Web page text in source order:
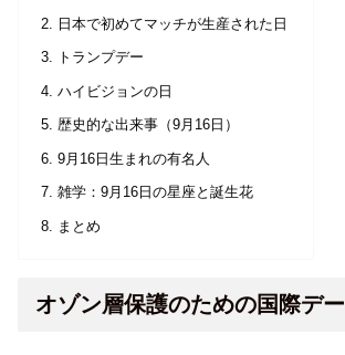
日本で初めてマッチが生産された日
トランプデー
ハイビジョンの日
歴史的な出来事（9月16日）
9月16日生まれの有名人
雑学：9月16日の星座と誕生花
まとめ
オゾン層保護のための国際デー